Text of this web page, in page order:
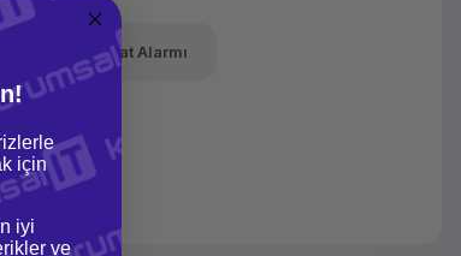
Fiyat Alarmı
için
iyi
ve